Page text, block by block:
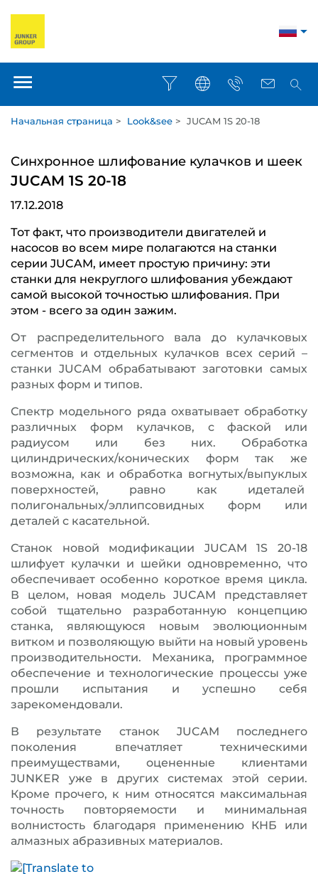
Начальная страница > Look&see > JUCAM 1S 20-18
Синхронное шлифование кулачков и шеек
JUCAM 1S 20-18
17.12.2018
Тот факт, что производители двигателей и
насосов во всем мире полагаются на станки
серии JUCAM, имеет простую причину: эти
станки для некруглого шлифования убеждают
самой высокой точностью шлифования. При
этом - всего за один зажим.
От распределительного вала до кулачковых
сегментов и отдельных кулачков всех серий –
станки JUCAM обрабатывают заготовки самых
разных форм и типов.
Спектр модельного ряда охватывает обработку
различных форм кулачков, с фаской или
радиусом или без них. Обработка
цилиндрических/конических форм так же
возможна, как и обработка вогнутых/выпуклых
поверхностей, равно как идеталей
полигональных/эллипсовидных форм или
деталей с касательной.
Станок новой модификации JUCAM 1S 20-18
шлифует кулачки и шейки одновременно, что
обеспечивает особенно короткое время цикла.
В целом, новая модель JUCAM представляет
собой тщательно разработанную концепцию
станка, являющуюся новым эволюционным
витком и позволяющую выйти на новый уровень
производительности. Механика, программное
обеспечение и технологические процессы уже
прошли испытания и успешно себя
зарекомендовали.
В результате станок JUCAM последнего
поколения впечатляет техническими
преимуществами, оцененные клиентами
JUNKER уже в других системах этой серии.
Кроме прочего, к ним относятся максимальная
точность повторяемости и минимальная
волнистость благодаря применению КНБ или
алмазных абразивных материалов.